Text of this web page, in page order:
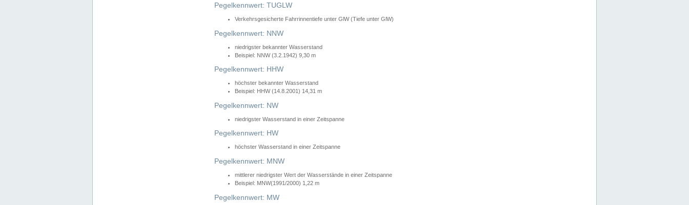
Pegelkennwert: TUGLW
Verkehrsgesicherte Fahrrinnentiefe unter GlW (Tiefe unter GlW)
Pegelkennwert: NNW
niedrigster bekannter Wasserstand
Beispiel: NNW (3.2.1942) 9,30 m
Pegelkennwert: HHW
höchster bekannter Wasserstand
Beispiel: HHW (14.8.2001) 14,31 m
Pegelkennwert: NW
niedrigster Wasserstand in einer Zeitspanne
Pegelkennwert: HW
höchster Wasserstand in einer Zeitspanne
Pegelkennwert: MNW
mittlerer niedrigster Wert der Wasserstände in einer Zeitspanne
Beispiel: MNW(1991/2000) 1,22 m
Pegelkennwert: MW